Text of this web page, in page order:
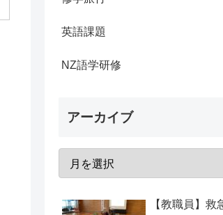
英語課題
NZ語学研修
アーカイブ
【教職員】救